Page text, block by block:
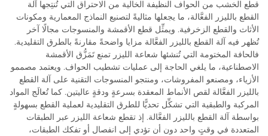
قطع الخشب من الحواف النظيفة الخالية من الاحتراق التي تُنتِجها آلة
القطع بالليزر الفعَّالة، ما يجعلها مثاليةً لتصنيع النماذج المعمارية ومكونات
الأثاث والقطع الزخرفية. ويمثِّل قطع الأقمشة والمنسوجات مجالًا آخر
تُظهر فيه آلة القطع بالليزر الفعَّالة مزايا واضحةً مقارنةً بالطرق التقليدية.
فالحافة المختومة التي تُنشئها شعاعة الليزر تمنع تَمَزُّق الأقمشة
الاصطناعية، ما يلغي الحاجة إلى عمليات تشطيب الحواف. ويعتمد مصممو
الأزياء، ومصنعو المفروشات، ومنتجو المنسوجات التقنية على آلة القطع
بالليزر الفعَّالة لقص الأنماط المعقدة بسرعةٍ ودقةٍ عاليتين. كما تُعالَج المواد
المركبة والطبقية التي تشكِّل تحديًّا للطرق التقليدية لعملية القطع بسهولةٍ
بواسطة آلة القطع بالليزر الفعَّالة. إذ تقطع شعاعة الليزر عبر الطبقات
المتعددة في وقتٍ واحد دون أن تؤدي إلى انفصال أو تفكك الطبقات،